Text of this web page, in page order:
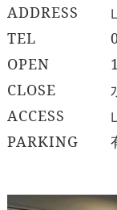
ADDRESS
TEL
OPEN
CLOSE
ACCESS
PARKING